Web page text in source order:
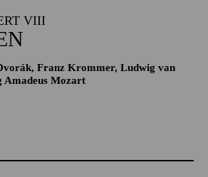
VIII
Franz Krommer, Ludwig van
Amadeus Mozart